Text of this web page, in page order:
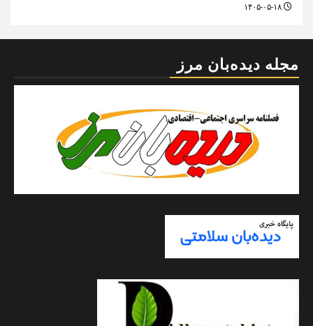
مجله دیده‌بان مرز